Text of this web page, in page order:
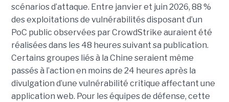
scénarios d’attaque. Entre janvier et juin 2026, 88 %
des exploitations de vulnérabilités disposant d’un
PoC public observées par CrowdStrike auraient été
réalisées dans les 48 heures suivant sa publication.
Certains groupes liés à la Chine seraient même
passés à l’action en moins de 24 heures après la
divulgation d’une vulnérabilité critique affectant une
application web. Pour les équipes de défense, cette